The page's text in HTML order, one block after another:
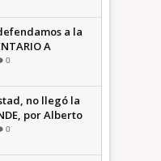
a la
A
0
no llegó la
por Alberto
0